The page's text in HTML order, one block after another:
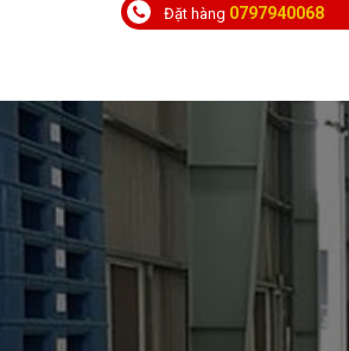
Đặt hàng 0797940068